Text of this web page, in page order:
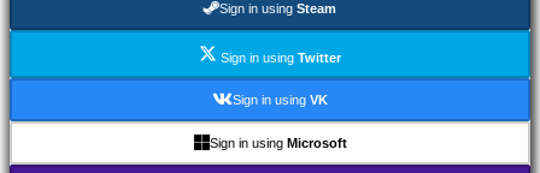
Sportspellen
Racing
Casual
Indie
Sign in using Steam
Sign in using Twitter
Sign in using VK
Sign in using Microsoft